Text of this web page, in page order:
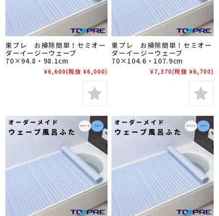
東プレ お掃除簡単！セミオー
ダーイージーウェーブ
70×94.8・98.1cm
¥6,600(税抜 ¥6,000)
東プレ お掃除簡単！セミオー
ダーイージーウェーブ
70×104.6・107.9cm
¥7,370(税抜 ¥6,700)